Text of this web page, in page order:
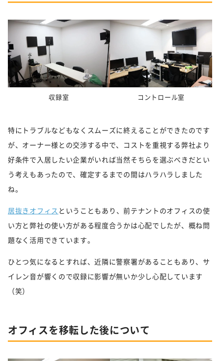
収録室 コントロール室
特にトラブルなどもなくスムーズに終えることができたのです
が、オーナー様との交渉する中で、コストを重視する弊社より
好条件で入居したい企業がいれば当然そちらを選ぶべきだとい
う考えもあったので、確定するまでの間はハラハラしました
ね。
居抜きオフィス ということもあり、前テナントのオフィスの使
い方と弊社の使い方がある程度合うかは心配でしたが、概ね問
題なく活用できています。
ひとつ気になるとすれば、近隣に警察署があることもあり、サ
イレン音が響くので収録に影響が無いか少し心配しています
（笑）
オフィスを移転した後について